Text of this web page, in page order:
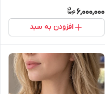
6,000,000
افزودن به سبد